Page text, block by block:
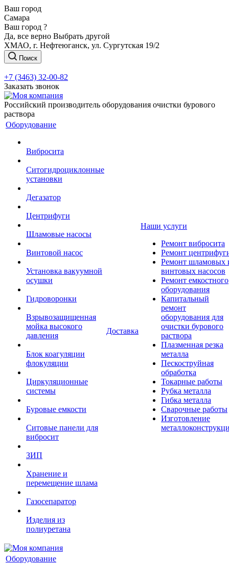
Ваш город
Самара
Ваш город ?
Да, все верно Выбрать другой
ХМАО, г. Нефтеюганск, ул. Сургутская 19/2
Поиск
+7 (3463) 32-00-82
Заказать звонок
Российский производитель оборудования очистки бурового
раствора
Оборудование
Вибросита
Ситогидроциклонные
установки
Дегазатор
Центрифуги
Шламовые насосы
Винтовой насос
Установка вакуумной
осушки
Гидроворонки
Взрывозащищенная
мойка высокого
давления
Блок коагуляции
флокуляции
Циркуляционные
системы
Буровые емкости
Ситовые панели для
вибросит
ЗИП
Хранение и
перемещение шлама
Газосепаратор
Изделия из
полиуретана
Доставка
Наши услуги
Ремонт вибросита
Ремонт
Ремонт шламовых
винтовых насосов
Ремонт емкостного
оборудования
Капитальный
ремонт
оборудования для
очистки бурового
раствора
Плазменная резка
металла
Пескоструйная
обработка
Токарные работы
Рубка металла
Гибка металла
Сварочные работы
Изготовление
Оборудование